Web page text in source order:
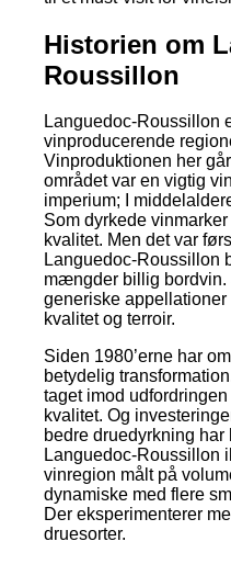
Historien om
Roussillon
Languedoc-Roussillon
vinproducerende
Vinproduktionen her
området var en vigtig
imperium; I
Som dyrkede
kvalitet. Men det var
Languedoc-Roussillon
mængder billig bordvin.
generiske
kvalitet og terroir.
Siden 1980’erne har
betydelig
taget imod
kvalitet. Og
bedre druedyrkning har
Languedoc-Roussillon
vinregion målt på
dynamiske med flere
Der eksperimenterer
druesorter.